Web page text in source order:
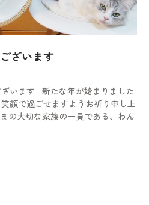
ざいます
います 新たな年が始まりました
顔で過ごせますようお祈り申し上
の大切な家族の一員である、わん